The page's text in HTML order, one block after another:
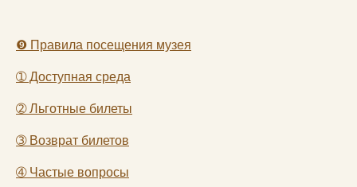
➃Частые вопросы
❾ Правила посещения музея
➀Доступная среда
➁Льготные билеты
➂ Возврат билетов